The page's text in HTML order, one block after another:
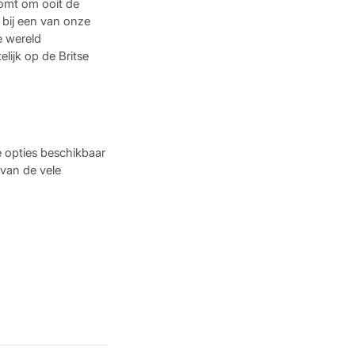
om ooit de
een van onze
wereld
op de Britse
opties beschikbaar
de vele